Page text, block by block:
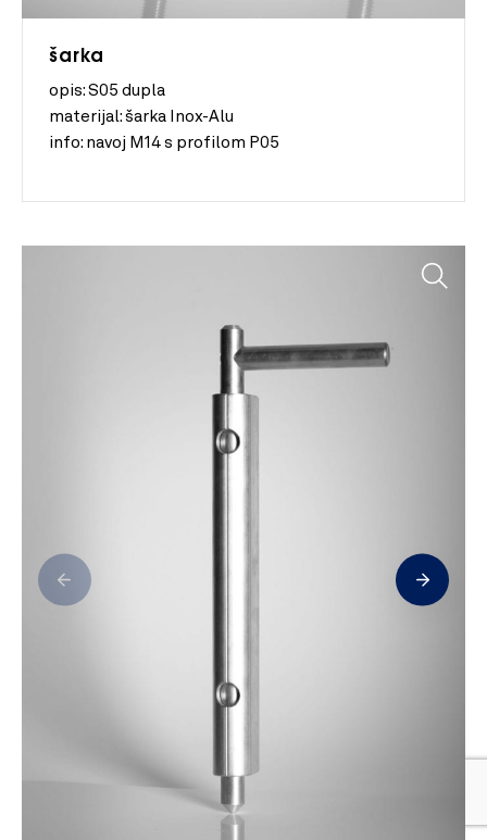
šarka
opis: S05 dupla
materijal: šarka Inox-Alu
info: navoj M14 s profilom P05